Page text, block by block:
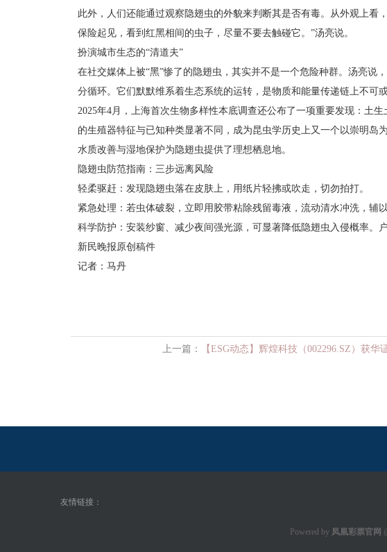
此外，人们还能通过观察隐翅虫的外貌来判断其是否有毒。从外观上看
保险起见，看到红黑相间的虫子，尽量不要去触碰它。”汤亮说。
扮演城市生态的“清道夫”
在社交媒体上被“黑”惨了的隐翅虫，其实并不是一个危险种群。汤亮
分循环。它们默默维系着生态系统的运转，是物质和能量传递链上不可或
2025年4月，上海首次生物多样性本底调查还公布了一项重要发现：土
的生殖器特征与已知种类显著不同，成为昆虫学历史上又一个以崇明
水质改善与湿地保护为隐翅虫提供了理想栖息地。
隐翅虫防范指南：三步远离风险
轻柔驱赶：发现隐翅虫落在皮肤上，用纸片轻拂或吹走，切勿拍打。
紧急处理：若虫体破裂，立即用胶带粘除残留毒液，流动清水冲洗，辅
科学防护：安装纱窗、减少夜间强光源，可显著降低隐翅虫入侵概率。
新民晚报原创稿件
记者：马丹
上一篇： 【ESG动态】辉煌科技（002296.SZ）获
友情链接：
Powered by 凤凰彩票官网